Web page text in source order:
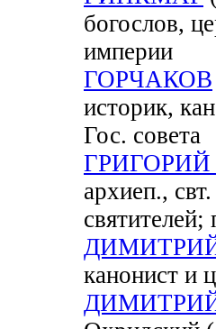
богослов,
империи
ГОРЧАКОВ
историк,
Гос. совета
архиеп.,
канонист и